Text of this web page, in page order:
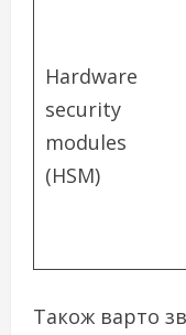
Hardware
security
modules
(HSM)
Також варто